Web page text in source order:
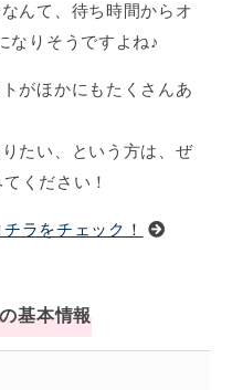
んて、待ち時間からオ
なりそうですよね♪
がほかにもたくさんあ
たい、という方は、ぜ
ください！
ラをチェック！
基本情報